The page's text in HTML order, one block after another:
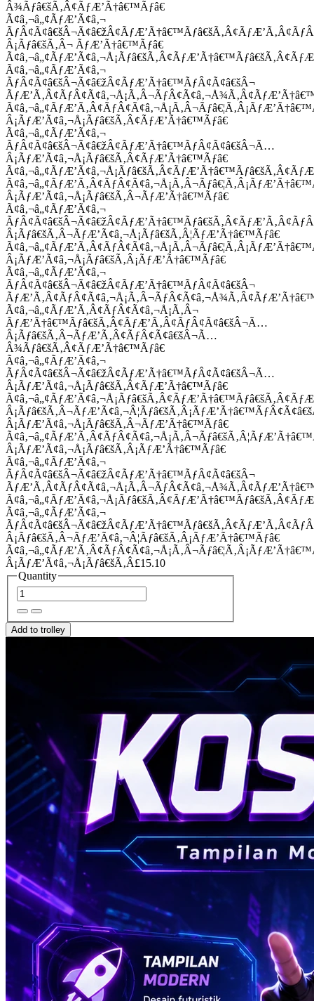
Â¾Ãƒâ€šÃ‚Â¢ÃƒÆ’Ã†â€™Ãƒâ€
Ã¢â‚¬â„¢ÃƒÆ’Ã¢â‚¬
Â¡Ãƒâ€šÃ‚Â¬ ÃƒÆ’Ã†â€™Ãƒâ€
Ã¢â‚¬â„¢ÃƒÆ’Ã¢â‚¬
ÃƒÂ¢Ã¢â€šÂ¬Ã¢â€žÂ¢ÃƒÆ’Ã†â€™ÃƒÂ¢Ã¢â€šÂ¬
Â¡ÃƒÆ’Ã¢â‚¬Å¡Ãƒâ€šÃ‚Â¢ÃƒÆ’Ã†â€™Ãƒâ€
Ã¢â‚¬â„¢ÃƒÆ’Ã¢â‚¬
ÃƒÂ¢Ã¢â€šÂ¬Ã¢â€žÂ¢ÃƒÆ’Ã†â€™ÃƒÂ¢Ã¢â€šÂ¬Ã…
Â¡ÃƒÆ’Ã¢â‚¬Å¡Ãƒâ€šÃ‚Â¢ÃƒÆ’Ã†â€™Ãƒâ€
Â¡ÃƒÆ’Ã¢â‚¬Å¡Ãƒâ€šÃ‚Â¬ÃƒÆ’Ã†â€™Ãƒâ€
Ã¢â‚¬â„¢ÃƒÆ’Ã¢â‚¬
Â¡Ãƒâ€šÃ‚Â¬ÃƒÆ’Ã¢â‚¬Å¡Ãƒâ€šÃ‚Â¦ÃƒÆ’Ã†â€™Ãƒâ€
Â¡ÃƒÆ’Ã¢â‚¬Å¡Ãƒâ€šÃ‚Â¡ÃƒÆ’Ã†â€™Ãƒâ€
Ã¢â‚¬â„¢ÃƒÆ’Ã¢â‚¬
ÃƒÂ¢Ã¢â€šÂ¬Ã¢â€žÂ¢ÃƒÆ’Ã†â€™ÃƒÂ¢Ã¢â€šÂ¬
Ã¢â‚¬â„¢ÃƒÆ’Ã‚Â¢ÃƒÂ¢Ã¢â‚¬Å¡Ã‚Â¬
ÃƒÆ’Ã†â€™Ãƒâ€šÃ‚Â¢ÃƒÆ’Ã‚Â¢ÃƒÂ¢Ã¢â€šÂ¬Ã…
Â¡Ãƒâ€šÃ‚Â¬ÃƒÆ’Ã‚Â¢ÃƒÂ¢Ã¢â€šÂ¬Ã…
Â¾Ãƒâ€šÃ‚Â¢ÃƒÆ’Ã†â€™Ãƒâ€
Ã¢â‚¬â„¢ÃƒÆ’Ã¢â‚¬
ÃƒÂ¢Ã¢â€šÂ¬Ã¢â€žÂ¢ÃƒÆ’Ã†â€™ÃƒÂ¢Ã¢â€šÂ¬Ã…
Â¡ÃƒÆ’Ã¢â‚¬Å¡Ãƒâ€šÃ‚Â¢ÃƒÆ’Ã†â€™Ãƒâ€
Â¡ÃƒÆ’Ã¢â‚¬Å¡Ãƒâ€šÃ‚Â¬ÃƒÆ’Ã†â€™Ãƒâ€
Â¡ÃƒÆ’Ã¢â‚¬Å¡Ãƒâ€šÃ‚Â¡ÃƒÆ’Ã†â€™Ãƒâ€
Ã¢â‚¬â„¢ÃƒÆ’Ã¢â‚¬
ÃƒÂ¢Ã¢â€šÂ¬Ã¢â€žÂ¢ÃƒÆ’Ã†â€™ÃƒÂ¢Ã¢â€šÂ¬
Ã¢â‚¬â„¢ÃƒÆ’Ã¢â‚¬
Â¡Ãƒâ€šÃ‚Â¬ÃƒÆ’Ã¢â‚¬Â¦Ãƒâ€šÃ‚Â¡ÃƒÆ’Ã†â€™Ãƒâ€
Â¡ÃƒÆ’Ã¢â‚¬Å¡Ãƒâ€šÃ‚Â£15.10
Quantity
Add to trolley